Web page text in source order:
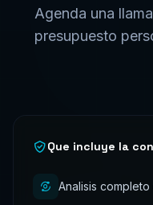
Agenda una
presupuesto
Que incluye la
Analisis